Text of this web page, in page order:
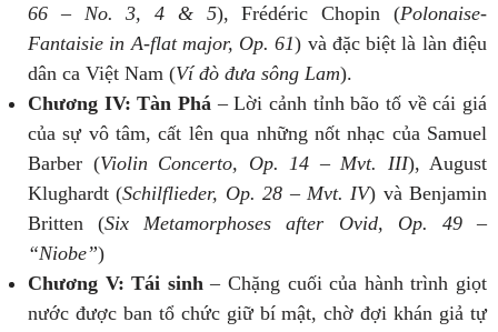
66 – No. 3, 4 & 5), Frédéric Chopin (Polonaise-
Fantaisie in A-flat major, Op. 61) và đặc biệt là làn điệu
dân ca Việt Nam (Ví đò đưa sông Lam).
Chương IV: Tàn Phá – Lời cảnh tỉnh bão tố về cái giá
của sự vô tâm, cất lên qua những nốt nhạc của Samuel
Barber (Violin Concerto, Op. 14 – Mvt. III), August
Klughardt (Schilflieder, Op. 28 – Mvt. IV) và Benjamin
Britten (Six Metamorphoses after Ovid, Op. 49 –
“Niobe”)
Chương V: Tái sinh – Chặng cuối của hành trình giọt
nước được ban tổ chức giữ bí mật, chờ đợi khán giả tự